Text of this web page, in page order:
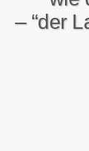
– “der